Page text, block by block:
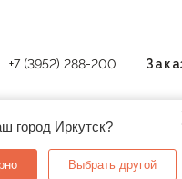
город Иркутск?
Выбрать другой
+7 (3952) 288-200